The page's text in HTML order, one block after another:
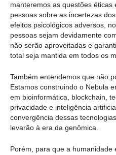
manteremos as questões éticas
pessoas sobre as incertezas
efeitos psicológicos adversos,
pessoas sejam devidamente
não serão aproveitadas e
total seja mantida em todos os
Também entendemos que não
Estamos construindo o Nebula
em bioinformática, blockchain,
privacidade e inteligência
convergência dessas
levarão à era da genômica.
Porém, para que a humanidade